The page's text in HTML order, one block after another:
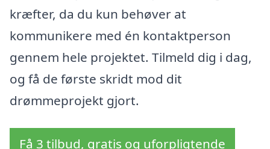
kræfter, da du kun behøver at
kommunikere med én kontaktperson
gennem hele projektet. Tilmeld dig i dag,
og få de første skridt mod dit
drømmeprojekt gjort.
Få 3 tilbud, gratis og uforpligtende